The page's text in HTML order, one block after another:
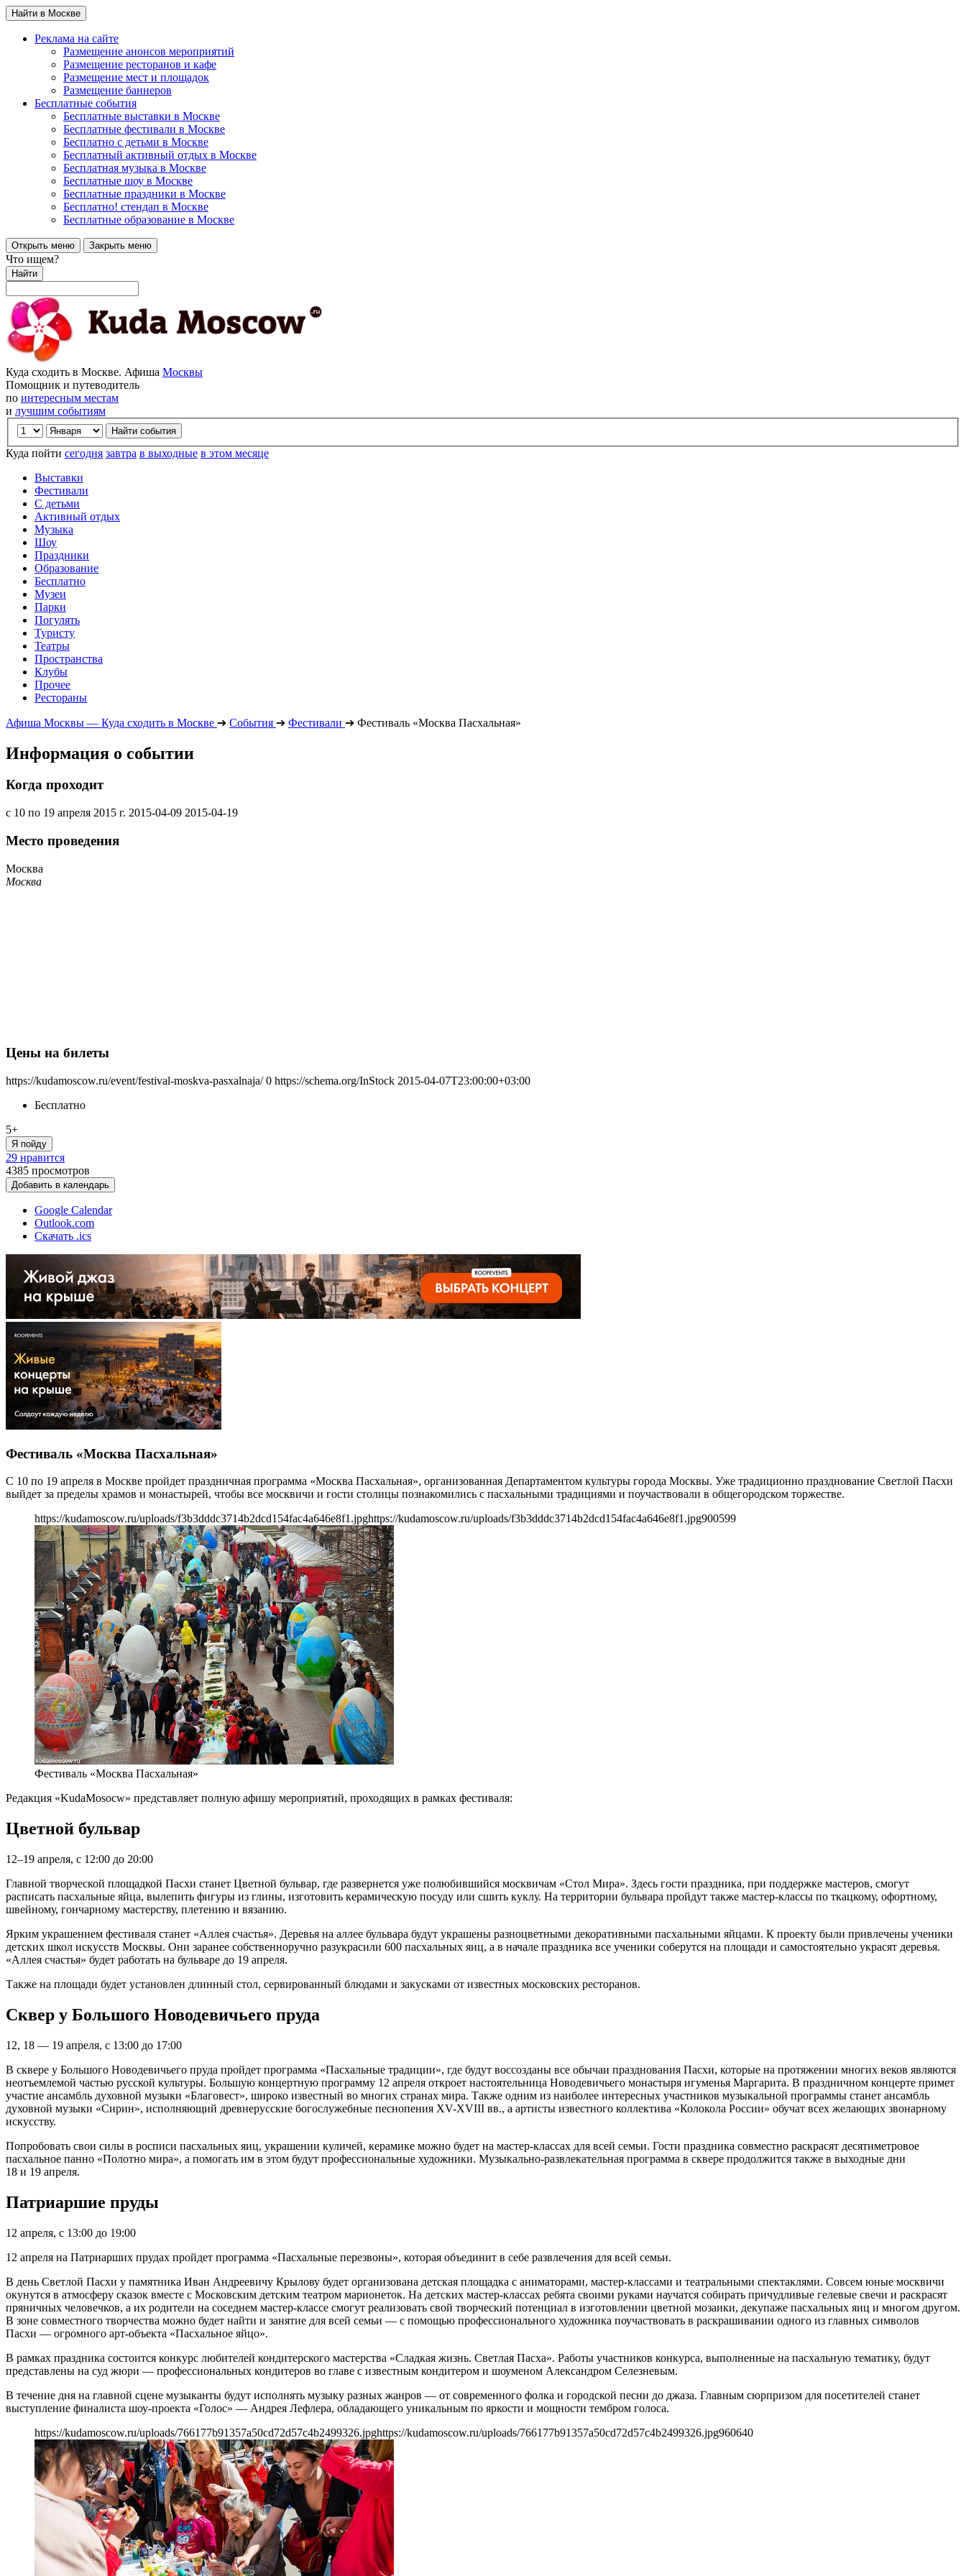
Найти в Москве
Реклама на сайте
Размещение анонсов мероприятий
Размещение ресторанов и кафе
Размещение мест и площадок
Размещение баннеров
Бесплатные события
Бесплатные выставки в Москве
Бесплатные фестивали в Москве
Бесплатно с детьми в Москве
Бесплатный активный отдых в Москве
Бесплатная музыка в Москве
Бесплатные шоу в Москве
Бесплатные праздники в Москве
Бесплатно! стендап в Москве
Бесплатные образование в Москве
Открыть меню Закрыть меню
Что ищем?
Найти
Куда сходить в Москве. Афиша Москвы
Помощник и путеводитель
по интересным местам
и лучшим событиям
Куда пойти сегодня завтра в выходные в этом месяце
Выставки
Фестивали
С детьми
Активный отдых
Музыка
Шоу
Праздники
Образование
Бесплатно
Музеи
Парки
Погулять
Туристу
Театры
Пространства
Клубы
Прочее
Рестораны
Афиша Москвы — Куда сходить в Москве ➔ События ➔ Фестивали ➔ Фестиваль «Москва Пасхальная»
Информация о событии
Когда проходит
с 10 по 19 апреля 2015 г. 2015-04-09 2015-04-19
Место проведения
Москва
Москва
Цены на билеты
https://kudamoscow.ru/event/festival-moskva-pasxalnaja/ 0 https://schema.org/InStock 2015-04-07T23:00:00+03:00
Бесплатно
5+
Я пойду
29 нравится
4385 просмотров
Добавить в календарь
Google Calendar
Outlook.com
Скачать .ics
Фестиваль «Москва Пасхальная»
С 10 по 19 апреля в Москве пройдет праздничная программа «Москва Пасхальная», организованная Департаментом культуры города Москвы. Уже традиционно празднование Светлой Пасхи
выйдет за пределы храмов и монастырей, чтобы все москвичи и гости столицы познакомились с пасхальными традициями и поучаствовали в общегородском торжестве.
https://kudamoscow.ru/uploads/f3b3dddc3714b2dcd154fac4a646e8f1.jpghttps://kudamoscow.ru/uploads/f3b3dddc3714b2dcd154fac4a646e8f1.jpg900599
Фестиваль «Москва Пасхальная»
Редакция «KudaMosocw» представляет полную афишу мероприятий, проходящих в рамках фестиваля:
Цветной бульвар
12–19 апреля, с 12:00 до 20:00
Главной творческой площадкой Пасхи станет Цветной бульвар, где развернется уже полюбившийся москвичам «Стол Мира». Здесь гости праздника, при поддержке мастеров, смогут
расписать пасхальные яйца, вылепить фигуры из глины, изготовить керамическую посуду или сшить куклу. На территории бульвара пройдут также мастер-классы по ткацкому, офортному,
швейному, гончарному мастерству, плетению и вязанию.
Ярким украшением фестиваля станет «Аллея счастья». Деревья на аллее бульвара будут украшены разноцветными декоративными пасхальными яйцами. К проекту были привлечены ученики
детских школ искусств Москвы. Они заранее собственноручно разукрасили 600 пасхальных яиц, а в начале праздника все ученики соберутся на площади и самостоятельно украсят деревья.
«Аллея счастья» будет работать на бульваре до 19 апреля.
Также на площади будет установлен длинный стол, сервированный блюдами и закусками от известных московских ресторанов.
Сквер у Большого Новодевичьего пруда
12, 18 — 19 апреля, с 13:00 до 17:00
В сквере у Большого Новодевичьего пруда пройдет программа «Пасхальные традиции», где будут воссозданы все обычаи празднования Пасхи, которые на протяжении многих веков являются
неотъемлемой частью русской культуры. Большую концертную программу 12 апреля откроет настоятельница Новодевичьего монастыря игуменья Маргарита. В праздничном концерте примет
участие ансамбль духовной музыки «Благовест», широко известный во многих странах мира. Также одним из наиболее интересных участников музыкальной программы станет ансамбль
духовной музыки «Сирин», исполняющий древнерусские богослужебные песнопения XV-XVIII вв., а артисты известного коллектива «Колокола России» обучат всех желающих звонарному
искусству.
Попробовать свои силы в росписи пасхальных яиц, украшении куличей, керамике можно будет на мастер-классах для всей семьи. Гости праздника совместно раскрасят десятиметровое
пасхальное панно «Полотно мира», а помогать им в этом будут профессиональные художники. Музыкально-развлекательная программа в сквере продолжится также в выходные дни
18 и 19 апреля.
Патриаршие пруды
12 апреля, с 13:00 до 19:00
12 апреля на Патриарших прудах пройдет программа «Пасхальные перезвоны», которая объединит в себе развлечения для всей семьи.
В день Светлой Пасхи у памятника Иван Андреевичу Крылову будет организована детская площадка с аниматорами, мастер-классами и театральными спектаклями. Совсем юные москвичи
окунутся в атмосферу сказок вместе с Московским детским театром марионеток. На детских мастер-классах ребята своими руками научатся собирать причудливые гелевые свечи и раскрасят
пряничных человечков, а их родители на соседнем мастер-классе смогут реализовать свой творческий потенциал в изготовлении цветной мозаики, декупаже пасхальных яиц и многом другом.
В зоне совместного творчества можно будет найти и занятие для всей семьи — с помощью профессионального художника поучаствовать в раскрашивании одного из главных символов
Пасхи — огромного арт-объекта «Пасхальное яйцо».
В рамках праздника состоится конкурс любителей кондитерского мастерства «Сладкая жизнь. Светлая Пасха». Работы участников конкурса, выполненные на пасхальную тематику, будут
представлены на суд жюри — профессиональных кондитеров во главе с известным кондитером и шоуменом Александром Селезневым.
В течение дня на главной сцене музыканты будут исполнять музыку разных жанров — от современного фолка и городской песни до джаза. Главным сюрпризом для посетителей станет
выступление финалиста шоу-проекта «Голос» — Андрея Лефлера, обладающего уникальным по яркости и мощности тембром голоса.
https://kudamoscow.ru/uploads/766177b91357a50cd72d57c4b2499326.jpghttps://kudamoscow.ru/uploads/766177b91357a50cd72d57c4b2499326.jpg960640